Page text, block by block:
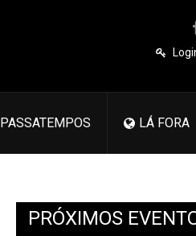
PASSATEMPOS LÁ FORA
PRÓXIMOS